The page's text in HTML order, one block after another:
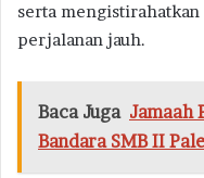
serta
perjalanan jauh.
Baca Juga Jamaah
Bandara SMB II